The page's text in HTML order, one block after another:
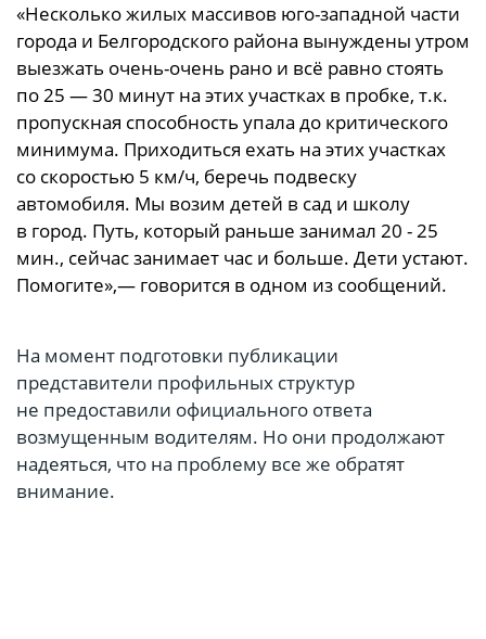
«Несколько жилых массивов юго-западной части
города и Белгородского района вынуждены утром
выезжать очень-очень рано и всё равно стоять
по 25 — 30 минут на этих участках в пробке, т.к.
пропускная способность упала до критического
минимума. Приходиться ехать на этих участках
со скоростью 5 км/ч, беречь подвеску
автомобиля. Мы возим детей в сад и школу
в город. Путь, который раньше занимал 20 - 25
мин., сейчас занимает час и больше. Дети устают.
Помогите»,— говорится в одном из сообщений.
На момент подготовки публикации
представители профильных структур
не предоставили официального ответа
возмущенным водителям. Но они продолжают
надеяться, что на проблему все же обратят
внимание.